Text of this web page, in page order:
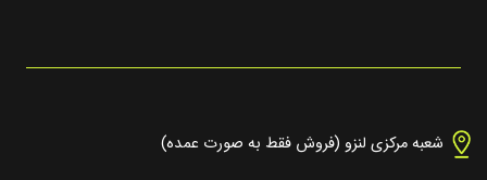
شعبه مرکزی لنزو (فروش فقط به صورت عمده)